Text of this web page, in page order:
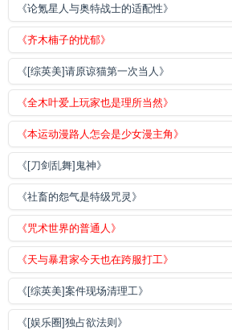
《论氪星人与奥特战士的适配性》
《齐木楠子的忧郁》
《[综英美]请原谅猫第一次当人》
《全木叶爱上玩家也是理所当然》
《本运动漫路人怎会是少女漫主角》
《[刀剑乱舞]鬼神》
《社畜的怨气是特级咒灵》
《咒术世界的普通人》
《天与暴君家今天也在跨服打工》
《[综英美]案件现场清理工》
《[娱乐圈]独占欲法则》